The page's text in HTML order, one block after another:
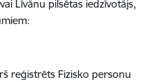
Līvānu pilsētas iedzīvotājs,
reģistrēts Fizisko personu